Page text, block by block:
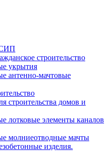
СИП
строительство
укрытия
антенно-мачтовые
строительства домов и
лотковые элементы каналов
молниеотводные мачты
изделия.